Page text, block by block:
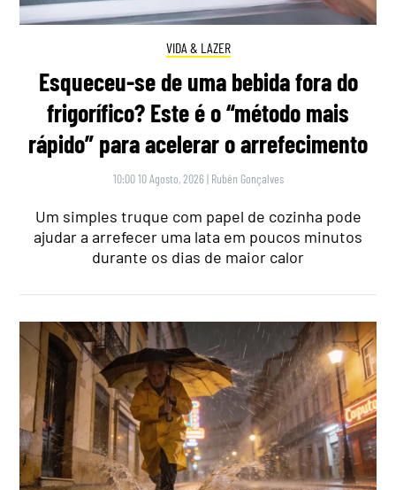
VIDA & LAZER
Esqueceu-se de uma bebida fora do
frigorífico? Este é o “método mais
rápido” para acelerar o arrefecimento
10:00 10 Agosto, 2026 | Rubén Gonçalves
Um simples truque com papel de cozinha pode
ajudar a arrefecer uma lata em poucos minutos
durante os dias de maior calor